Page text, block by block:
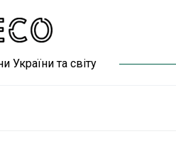
України та світу